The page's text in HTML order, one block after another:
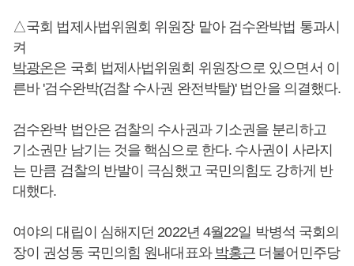
△국회 법제사법위원회 위원장 맡아 검수완박법 통과시
켜
박광온은 국회 법제사법위원회 위원장으로 있으면서 이
른바 '검수완박(검찰 수사권 완전박탈)' 법안을 의결했다.
검수완박 법안은 검찰의 수사권과 기소권을 분리하고
기소권만 남기는 것을 핵심으로 한다. 수사권이 사라지
는 만큼 검찰의 반발이 극심했고 국민의힘도 강하게 반
대했다.
여야의 대립이 심해지던 2022년 4월22일 박병석 국회의
장이 권성동 국민의힘 원내대표와 박홍근 더불어민주당